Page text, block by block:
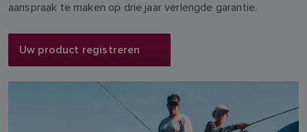
aanspraak te maken op drie jaar verlengde garantie.
Uw product registreren